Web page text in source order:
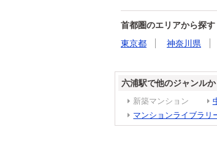
首都圏のエリアから探す
東京都
神奈川県
六浦駅で他のジャンル
新築マンション
マンションライブラリ